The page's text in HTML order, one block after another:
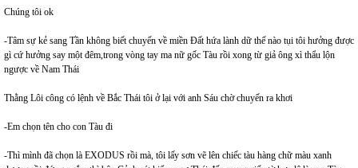
Chúng tôi ok
-Tâm sự kẻ sang Tần không biết chuyến về miền Đất hứa lành dữ thế nào tụi tôi hưởng được
gì cứ hưởng say một đêm,trong vòng tay ma nữ gốc Tàu rồi xong từ giả ông xì thẩu lộn
ngược về Nam Thái
Thằng Lôi công có lệnh về Bắc Thái tôi ở lại với anh Sáu chờ chuyến ra khơi
-Em chọn tên cho con Tàu đi
-Thì mình đã chọn là EXODUS rồi mà, tôi lấy sơn vẽ lên chiếc tàu hàng chữ màu xanh